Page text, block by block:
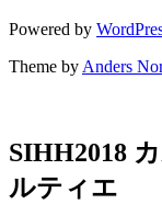
Powered by
Theme by Anders
SIHH2018
ルティエ